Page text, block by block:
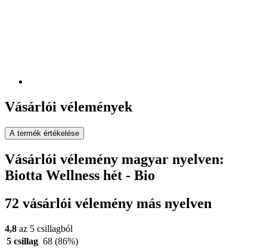
Vásárlói vélemények
A termék értékelése
Vásárlói vélemény magyar nyelven:
Biotta Wellness hét - Bio
72 vásárlói vélemény más nyelven
4,8 az 5 csillagból
5 csillag 68 (86%)